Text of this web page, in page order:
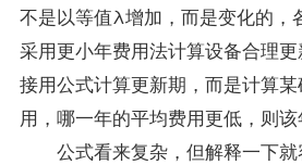
不是以等值λ增加，而是变化的，
采用更小年费用法计算设备合理
接用公式计算更新期，而是计算
用，哪一年的平均费用更低，则该
公式看来复杂，但解释一下就